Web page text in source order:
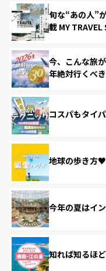
旬な“あの人”
載 MY TRAVEL
今、こんな旅
年絶対行くべ
コスパもタイ
地球の歩き方
今年の夏はイ
知れば知るほ